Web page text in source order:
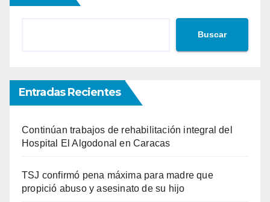
Buscar
Entradas Recientes
Continúan trabajos de rehabilitación integral del
Hospital El Algodonal en Caracas
TSJ confirmó pena máxima para madre que
propició abuso y asesinato de su hijo